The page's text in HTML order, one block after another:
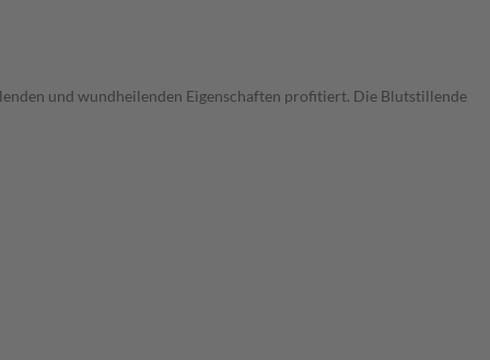
und wundheilenden Eigenschaften profitiert. Die Blutstillende